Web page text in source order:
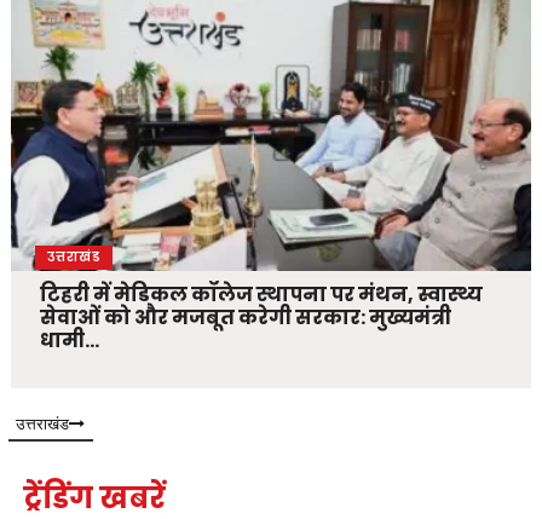
उत्तराखंड
टिहरी में मेडिकल कॉलेज स्थापना पर मंथन, स्वास्थ्य
सेवाओं को और मजबूत करेगी सरकार: मुख्यमंत्री
धामी…
उत्तराखंड
ट्रेंडिंग खबरें